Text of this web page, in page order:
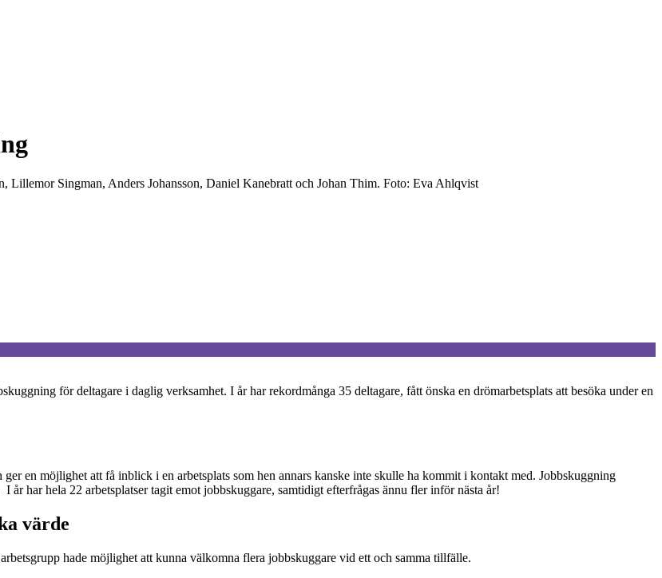
Lillemor Singman, Anders Johansson, Daniel Kanebratt och Johan Thim. Foto: Eva Ahlqvist
för deltagare i daglig verksamhet. I år har rekordmånga 35 deltagare, fått önska en drömarbetsplats att besöka under en
en möjlighet att få inblick i en arbetsplats som hen annars kanske inte skulle ha kommit i kontakt med. Jobbskuggning
har hela 22 arbetsplatser tagit emot jobbskuggare, samtidigt efterfrågas ännu fler inför nästa år!
värde
hade möjlighet att kunna välkomna flera jobbskuggare vid ett och samma tillfälle.